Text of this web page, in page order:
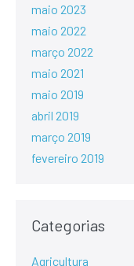
maio 2023
maio 2022
março 2022
maio 2021
maio 2019
abril 2019
março 2019
fevereiro 2019
Categorias
Agricultura